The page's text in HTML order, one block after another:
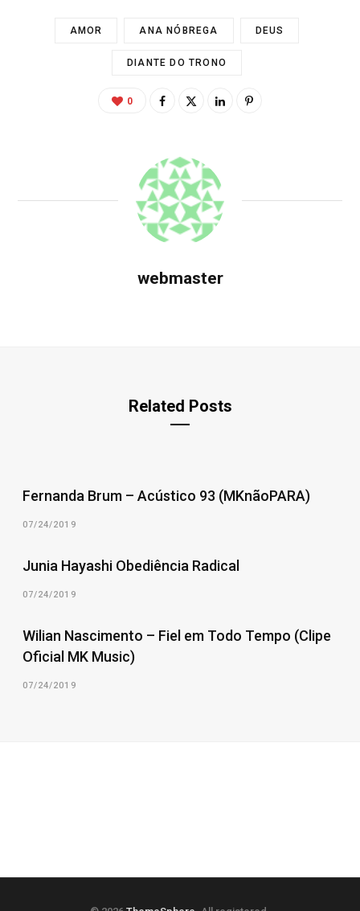
AMOR ANA NÓBREGA DEUS
DIANTE DO TRONO
0
webmaster
Related Posts
Fernanda Brum – Acústico 93 (MKnãoPARA)
07/24/2019
Junia Hayashi Obediência Radical
07/24/2019
Wilian Nascimento – Fiel em Todo Tempo (Clipe
Oficial MK Music)
07/24/2019